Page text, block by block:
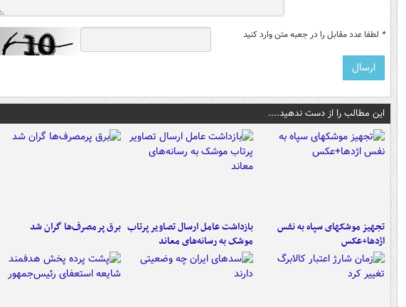
* لطفا عدد مقابل را در جعبه متن وارد کنید
این مطالب را از دست ندهید....
تجهیز موشکهای سپاه به نفس
اژدها+عکس
بازداشت عامل ارسال تصاویر پرتاب
موشک به رسانه‌های معاند
برق پرمصرف‌ها گران شد